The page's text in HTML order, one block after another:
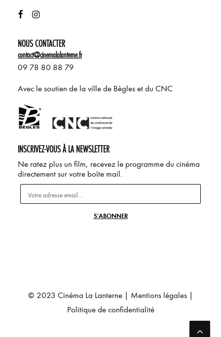
NOUS CONTACTER
contact@cinemalalanterne.fr
09 78 80 88 79
Avec le soutien de la ville de Bègles et du CNC
INSCRIVEZ-VOUS À LA NEWSLETTER
Ne ratez plus un film, recevez le programme du cinéma
directement sur votre boîte mail.
© 2023 Cinéma La Lanterne | Mentions légales|
Politique de confidentialité